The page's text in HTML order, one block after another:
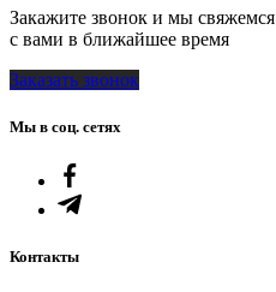
Закажите звонок и мы свяжемся
с вами в ближайшее время
Заказать звонок
Мы в соц. сетях
Контакты